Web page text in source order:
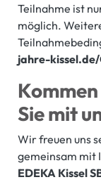
Teilnahme ist
möglich.
jahre-
Sie mit
Wir freuen uns
gemeinsam mit
EDEKA Kissel